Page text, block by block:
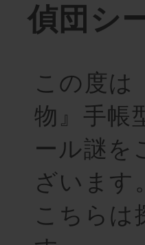
偵団シ
この度は
物』手帳
ール謎を
ざいます。
こちらは